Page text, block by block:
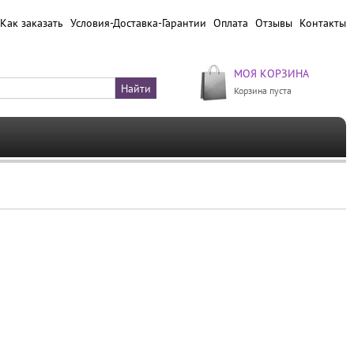
Как заказать Условия-Доставка-Гарантии Оплата Отзывы Контакты
МОЯ КОРЗИНА
Корзина пуста